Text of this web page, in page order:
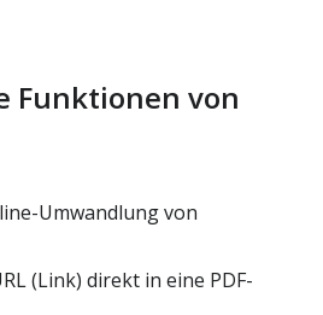
Funktionen von
Umwandlung von
(Link) direkt in eine PDF-